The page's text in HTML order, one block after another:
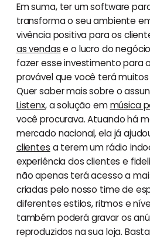
Em suma, ter um software
transforma o seu ambiente
vivência positiva para os
as vendase o lucro do
fazer esse investimento para
provável que você terá
Quer saber mais sobre o
Listenx, a solução emmúsica
você procurava. Atuando há
mercado nacional, ela já
clientes a terem um rádio
experiência dos clientes e
não apenas terá acesso a
criadas pelo nosso time de
diferentes estilos, ritmos e
também poderá gravar os
reproduzidos na sua loja.